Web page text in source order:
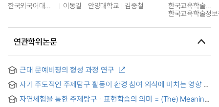
한국외국어대학교 이동일 안양대학교 김중철
한국교육학술정보원
한국교육학술정
연관학위논문
근대 문예비평의 형성 과정 연구
자기 주도적인 주제탐구 활동이 환경 참여 의식에 미치는 영향 =
Environmental Awareness
자연체험을 통한 주제탐구ㆍ표현학습의 의미 = (The) Meaning